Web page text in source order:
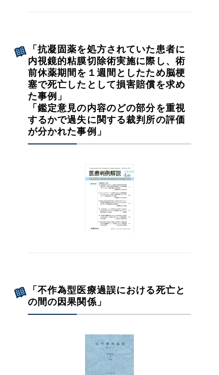
「抗凝固薬を処方されていた患者に
内視鏡的粘膜切除術実施に際し、術
前休薬期間を１週間としたため脳梗
塞で死亡したとして損害賠償を求め
た事例」
「鑑定意見の内容のどの部分を重視
するかで過失に関する裁判所の評価
が分かれた事例」
「不作為型医療過誤における死亡と
の間の因果関係」